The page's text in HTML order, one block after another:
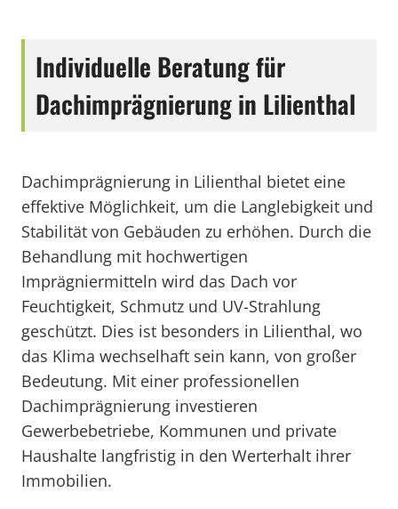
Individuelle Beratung für
Dachimprägnierung in Lilienthal
Dachimprägnierung in Lilienthal bietet eine
effektive Möglichkeit, um die Langlebigkeit und
Stabilität von Gebäuden zu erhöhen. Durch die
Behandlung mit hochwertigen
Imprägniermitteln wird das Dach vor
Feuchtigkeit, Schmutz und UV-Strahlung
geschützt. Dies ist besonders in Lilienthal, wo
das Klima wechselhaft sein kann, von großer
Bedeutung. Mit einer professionellen
Dachimprägnierung investieren
Gewerbebetriebe, Kommunen und private
Haushalte langfristig in den Werterhalt ihrer
Immobilien.